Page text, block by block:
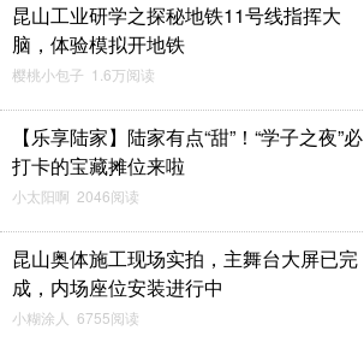
昆山工业研学之探秘地铁11号线指挥大
脑，体验模拟开地铁
樱桃小包子 1.6万阅读
【乐享陆家】陆家有点“甜”！“学子之夜”必
打卡的宝藏摊位来啦
小太阳啊 2046阅读
昆山奥体施工现场实拍，主舞台大屏已完
成，内场座位安装进行中
小糊涂人 6755阅读